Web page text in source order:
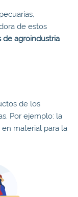
de estos
de agroindustria
de los
Por ejemplo: la
material para la